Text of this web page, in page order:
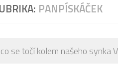
PANPÍSKÁČEK
se točí kolem našeho synka